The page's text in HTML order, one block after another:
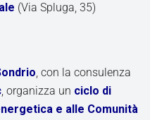
(Via Spluga, 35)
, con la consulenza
, organizza un ciclo di
e alle Comunità